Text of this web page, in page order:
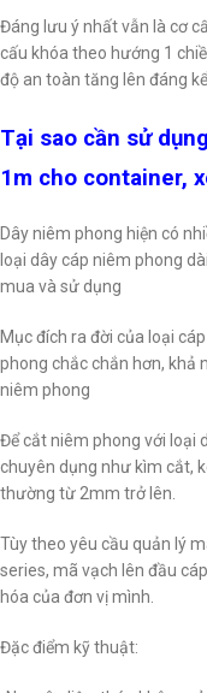
Đáng lưu ý nhất vẫn là cơ
cấu khóa theo hướng 1
độ an toàn tăng lên đáng kể
Tại sao cần sử
1m cho container,
Dây niêm phong hiện có
loại dây cáp niêm phong
mua và sử dụng
Mục đích ra đời của loại
phong chắc chắn hơn, khả
niêm phong
Để cắt niêm phong với loại
chuyên dụng như kìm cắt,
thường từ 2mm trở lên.
Tùy theo yêu cầu quản lý
series, mã vạch lên đầu
hóa của đơn vị mình.
Đặc điểm kỹ thuật: